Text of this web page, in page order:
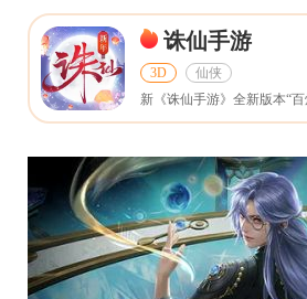
诛仙手游
3D 仙侠